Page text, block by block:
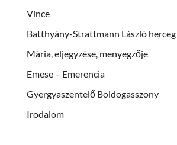
Vince
Batthyány-Strattmann László herceg
Mária, eljegyzése, menyegzője
Emese – Emerencia
Gyergyaszentelő Boldogasszony
Irodalom